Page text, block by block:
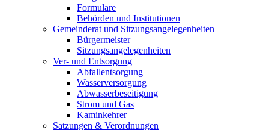
Formulare
Behörden und Institutionen
Gemeinderat und Sitzungsangelegenheiten
Bürgermeister
Sitzungsangelegenheiten
Ver- und Entsorgung
Abfallentsorgung
Wasserversorgung
Abwasserbeseitigung
Strom und Gas
Kaminkehrer
Satzungen & Verordnungen